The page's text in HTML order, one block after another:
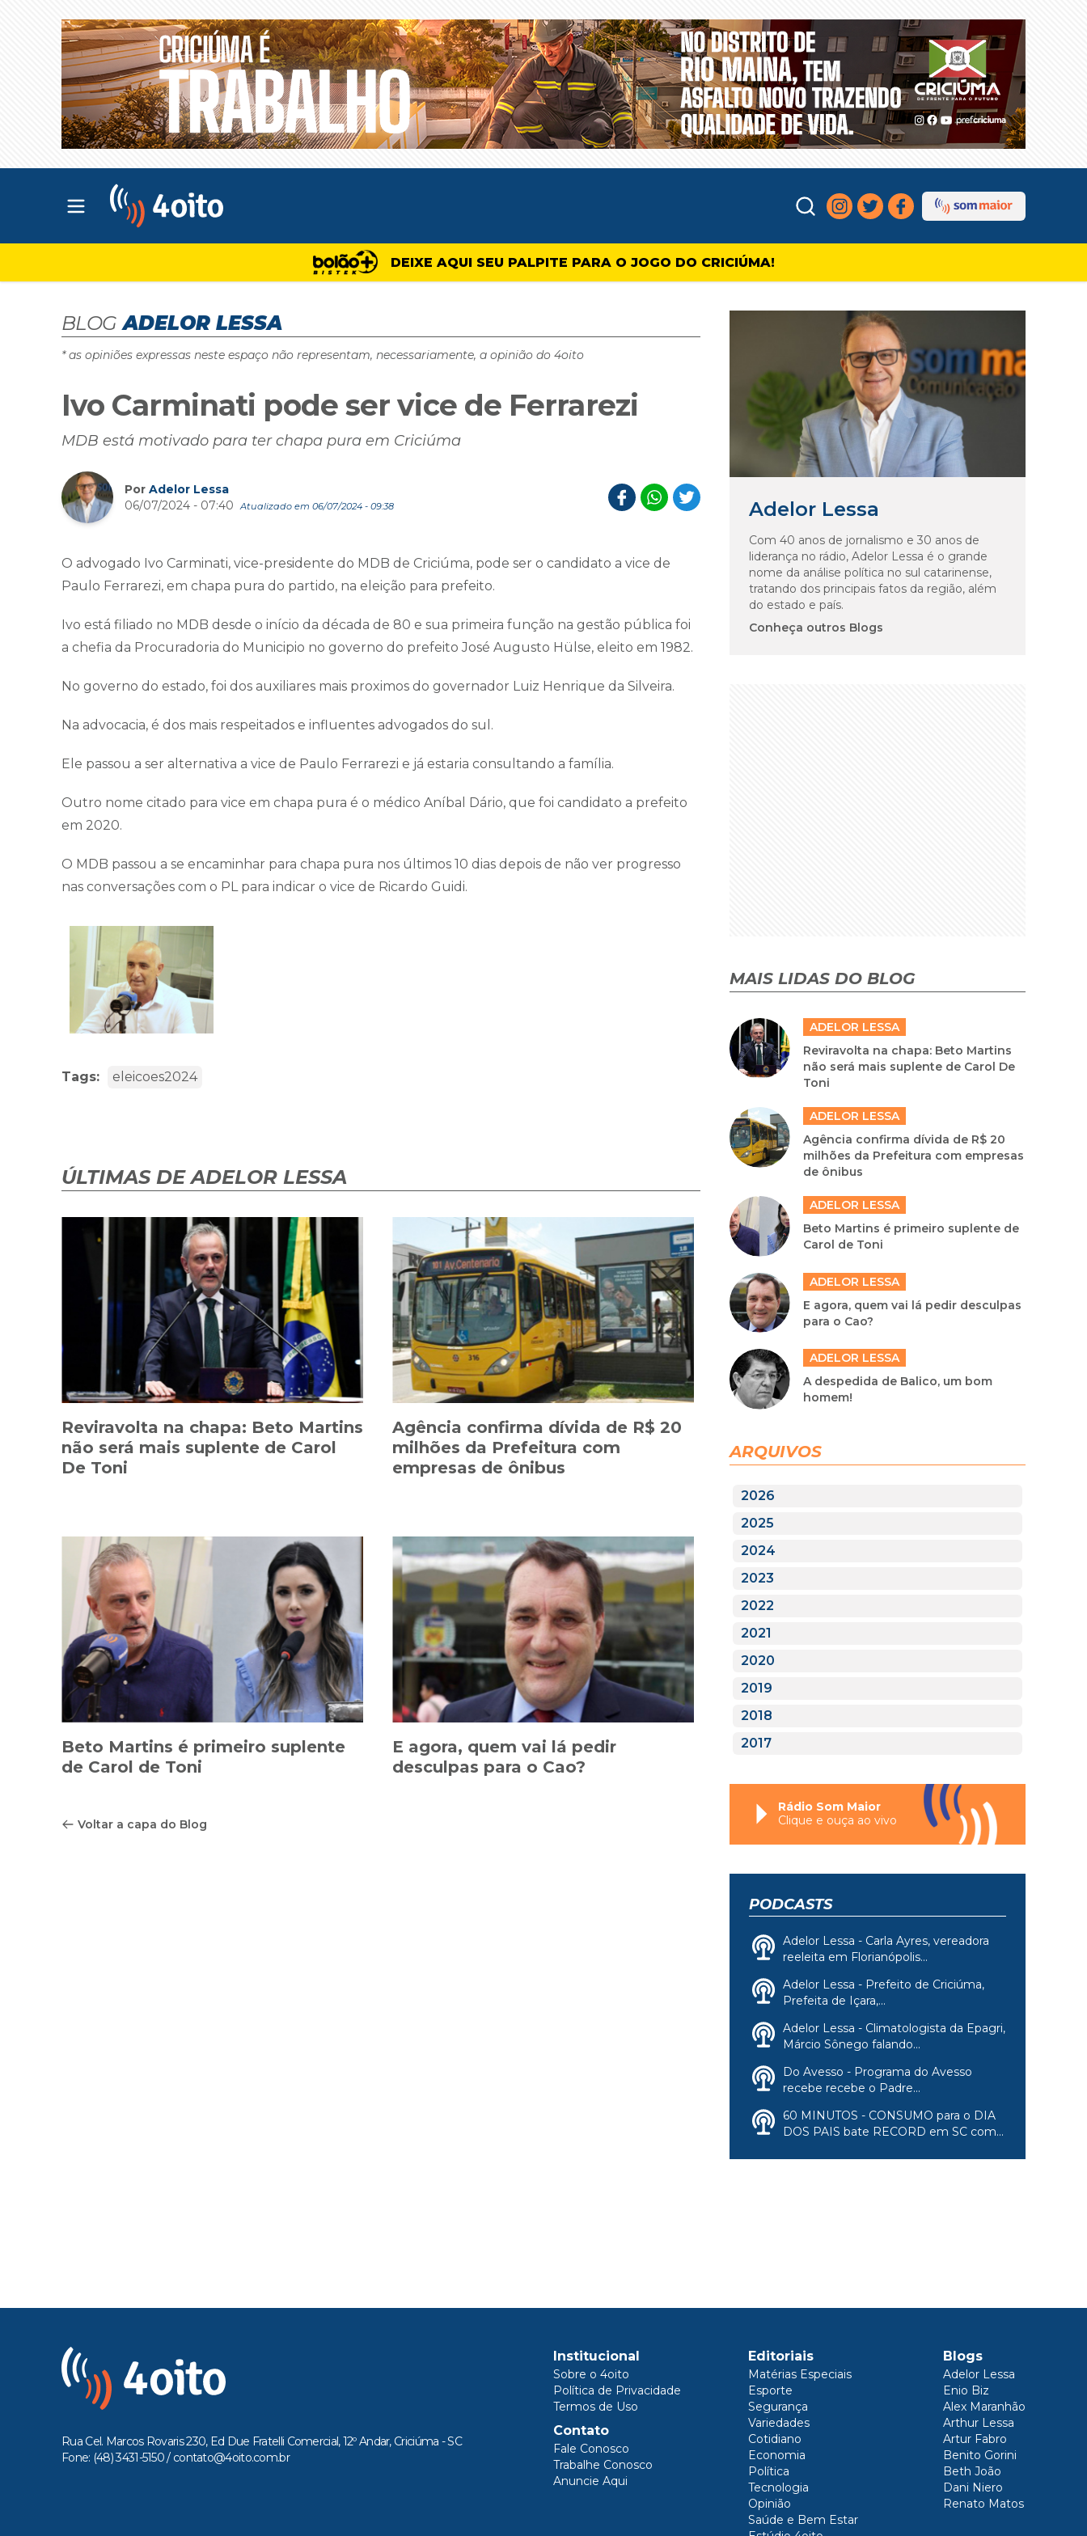
Abrir menu principal
DEIXE AQUI SEU PALPITE PARA O JOGO DO CRICIÚMA!
BLOG ADELOR LESSA
* as opiniões expressas neste espaço não representam, necessariamente, a opinião do 4oito
Ivo Carminati pode ser vice de Ferrarezi
MDB está motivado para ter chapa pura em Criciúma
Por Adelor Lessa
06/07/2024 - 07:40
Atualizado em 06/07/2024 - 09:38
O advogado Ivo Carminati, vice-presidente do MDB de Criciúma, pode ser o candidato a vice de
Paulo Ferrarezi, em chapa pura do partido, na eleição para prefeito.
Ivo está filiado no MDB desde o início da década de 80 e sua primeira função na gestão pública foi
a chefia da Procuradoria do Municipio no governo do prefeito José Augusto Hülse, eleito em 1982.
No governo do estado, foi dos auxiliares mais proximos do governador Luiz Henrique da Silveira.
Na advocacia, é dos mais respeitados e influentes advogados do sul.
Ele passou a ser alternativa a vice de Paulo Ferrarezi e já estaria consultando a família.
Outro nome citado para vice em chapa pura é o médico Aníbal Dário, que foi candidato a prefeito
em 2020.
O MDB passou a se encaminhar para chapa pura nos últimos 10 dias depois de não ver progresso
nas conversações com o PL para indicar o vice de Ricardo Guidi.
Tags: eleicoes2024
ÚLTIMAS DE ADELOR LESSA
Reviravolta na chapa: Beto Martins
não será mais suplente de Carol
De Toni
Agência confirma dívida de R$ 20
milhões da Prefeitura com
empresas de ônibus
Beto Martins é primeiro suplente
de Carol de Toni
E agora, quem vai lá pedir
desculpas para o Cao?
Voltar a capa do Blog
Adelor Lessa
Com 40 anos de jornalismo e 30 anos de
liderança no rádio, Adelor Lessa é o grande
nome da análise política no sul catarinense,
tratando dos principais fatos da região, além
do estado e país.
Conheça outros Blogs
MAIS LIDAS DO BLOG
ADELOR LESSA
Reviravolta na chapa: Beto Martins
não será mais suplente de Carol De
Toni
ADELOR LESSA
Agência confirma dívida de R$ 20
milhões da Prefeitura com empresas
de ônibus
ADELOR LESSA
Beto Martins é primeiro suplente de
Carol de Toni
ADELOR LESSA
E agora, quem vai lá pedir desculpas
para o Cao?
ADELOR LESSA
A despedida de Balico, um bom
homem!
ARQUIVOS
2026
2025
2024
2023
2022
2021
2020
2019
2018
2017
Rádio Som Maior
Clique e ouça ao vivo
PODCASTS
Adelor Lessa - Carla Ayres, vereadora
reeleita em Florianópolis...
Adelor Lessa - Prefeito de Criciúma,
Prefeita de Içara,...
Adelor Lessa - Climatologista da Epagri,
Márcio Sônego falando...
Do Avesso - Programa do Avesso
recebe recebe o Padre...
60 MINUTOS - CONSUMO para o DIA
DOS PAIS bate RECORD em SC com...
Rua Cel. Marcos Rovaris 230, Ed Due Fratelli Comercial, 12º Andar, Criciúma - SC
Fone: (48) 3431-5150 / contato@4oito.com.br
Institucional
Sobre o 4oito
Política de Privacidade
Termos de Uso
Contato
Fale Conosco
Trabalhe Conosco
Anuncie Aqui
Editoriais
Matérias Especiais
Esporte
Segurança
Variedades
Cotidiano
Economia
Política
Tecnologia
Opinião
Saúde e Bem Estar
Blogs
Adelor Lessa
Enio Biz
Alex Maranhão
Arthur Lessa
Artur Fabro
Benito Gorini
Beth João
Dani Niero
Renato Matos